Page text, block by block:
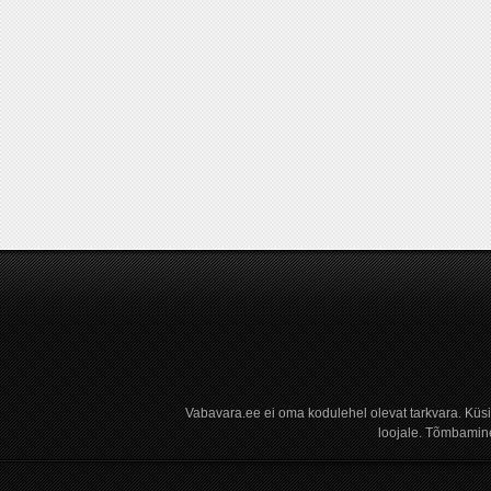
Vabavara.ee ei oma kodulehel olevat tarkvara.
loojale.